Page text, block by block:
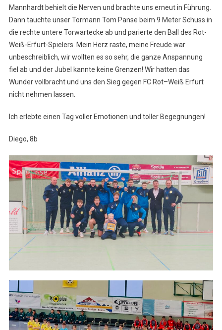
Mannhardt behielt die Nerven und brachte uns erneut in Führung.
Dann tauchte unser Tormann Tom Panse beim 9 Meter Schuss in
die rechte untere Torwartecke ab und parierte den Ball des Rot-
Weiß-Erfurt-Spielers. Mein Herz raste, meine Freude war
unbeschreiblich, wir wollten es so sehr, die ganze Anspannung
fiel ab und der Jubel kannte keine Grenzen! Wir hatten das
Wunder vollbracht und uns den Sieg gegen FC Rot–Weiß Erfurt
nicht nehmen lassen.
Ich erlebte einen Tag voller Emotionen und toller Begegnungen!
Diego, 8b